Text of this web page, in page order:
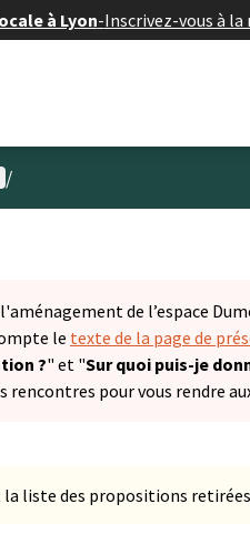
à Lyon-Inscrivez-vous à
utilisateur
/
de l’espace
le texte de la page de
?" et "Sur quoi puis-je
rencontres pour vous rendre
liste des propositions